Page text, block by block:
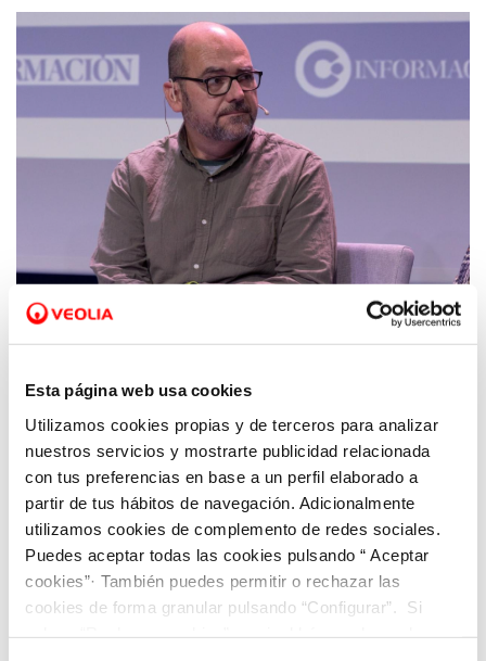
Esta página web usa cookies
Utilizamos cookies propias y de terceros para analizar
nuestros servicios y mostrarte publicidad relacionada
con tus preferencias en base a un perfil elaborado a
partir de tus hábitos de navegación. Adicionalmente
utilizamos cookies de complemento de redes sociales.
Puedes aceptar todas las cookies pulsando “ Aceptar
cookies”· También puedes permitir o rechazar las
cookies de forma granular pulsando “Configurar”. Si
27 MAR 2026
Periodismo Medioambiental Veolia – APPA